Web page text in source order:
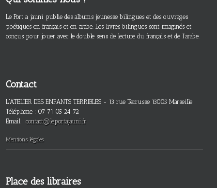
Le Port a jauni publie des albums jeunesse bilingues et des ouvrages
poétiques en français et en arabe. Les livres bilingues sont imaginés et
conçus pour jouer avec le double sens de lecture du français et de l’arabe.
Contact
L'ATELIER DES ENFANTS TERRIBLES - 13 rue Terrusse 13005 Marseille
Téléphone : 07 71 05 24 72
Email : contact@leportajauni.fr
Mentions légales
Place des libraires